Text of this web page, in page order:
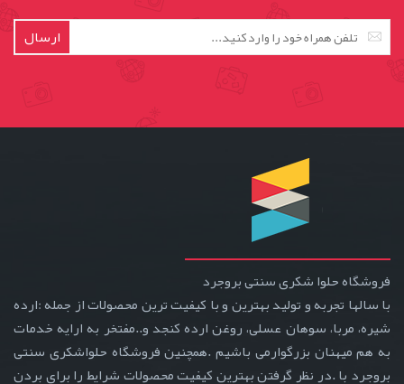
ارسال
فروشگاه حلوا شکری سنتی بروجرد
با سالها تجربه و تولید بهترین و با کیفیت ترین محصولات از جمله :ارده
شیره، مربا، سوهان عسلی، روغن ارده کنجد و..مفتخر به ارایه خدمات
به هم میهنان بزرگوارمی باشیم .همچنین فروشگاه حلواشکری سنتی
بروجرد با .در نظر گرفتن بهترین کیفیت محصولات شرایط را برای بردن